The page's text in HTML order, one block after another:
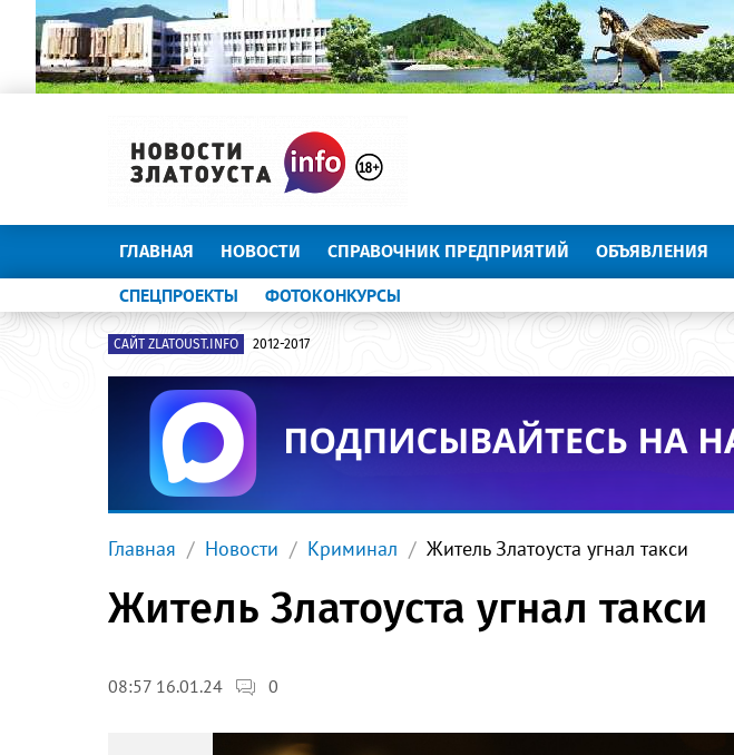
ГЛАВНАЯ НОВОСТИ СПРАВОЧНИК ПРЕДПРИЯТИЙ ОБЪЯВЛЕНИЯ
СПЕЦПРОЕКТЫ ФОТОКОНКУРСЫ
САЙТ ZLATOUST.INFO 2012-2017
Главная Новости Криминал Житель Златоуста угнал такси
Житель Златоуста угнал такси
08:57 16.01.24 0